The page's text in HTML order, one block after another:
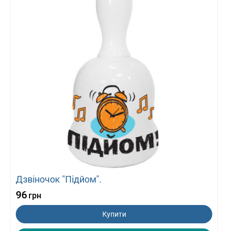
Дзвіночок "Підйом".
96 грн
Купити